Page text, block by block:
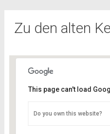
Zu den alten
Mesley-du-Maine-
This page can't load
Do you own this website?